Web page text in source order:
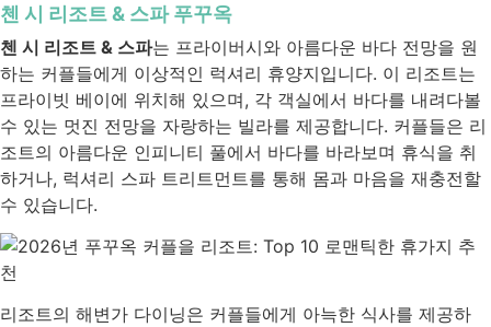
첸 시 리조트 & 스파 푸꾸옥
첸 시 리조트 & 스파는 프라이버시와 아름다운 바다 전망을 원
하는 커플들에게 이상적인 럭셔리 휴양지입니다. 이 리조트는
프라이빗 베이에 위치해 있으며, 각 객실에서 바다를 내려다볼
수 있는 멋진 전망을 자랑하는 빌라를 제공합니다. 커플들은 리
조트의 아름다운 인피니티 풀에서 바다를 바라보며 휴식을 취
하거나, 럭셔리 스파 트리트먼트를 통해 몸과 마음을 재충전할
수 있습니다.
리조트의 해변가 다이닝은 커플들에게 아늑한 식사를 제공하